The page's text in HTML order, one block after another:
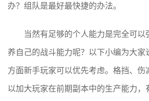
办？组队是最好最快捷的办法。
当然有足够的个人能力是完全可
养自己的战斗能力呢？以下小编为大家
方面新手玩家可以优先考虑。格挡、伤
以加大玩家在前期副本中的生产能力，